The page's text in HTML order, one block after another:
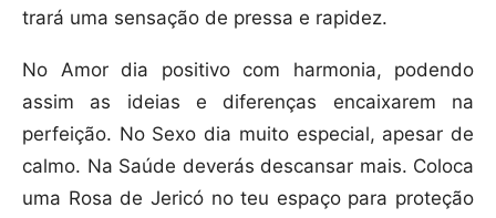
trará uma sensação de pressa e rapidez.
No Amor dia positivo com harmonia, podendo
assim as ideias e diferenças encaixarem na
perfeição. No Sexo dia muito especial, apesar de
calmo. Na Saúde deverás descansar mais. Coloca
uma Rosa de Jericó no teu espaço para proteção